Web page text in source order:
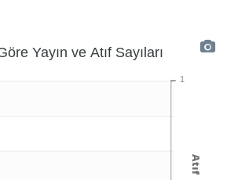
Yayın ve Atıf Sayıları
1
Atıf